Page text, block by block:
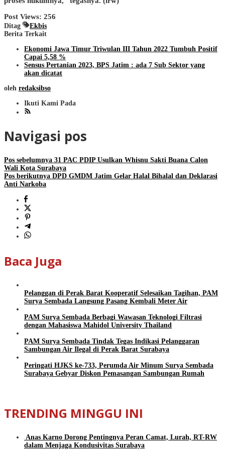
Post Views: 256
Ditag
Ekbis
Berita Terkait
Ekonomi Jawa Timur Triwulan III Tahun 2022 Tumbuh Positif
Capai 5,58 %
Sensus Pertanian 2023, BPS Jatim : ada 7 Sub Sektor yang
akan dicatat
oleh redaksibso
Ikuti Kami Pada
Navigasi pos
Pos sebelumnya 31 PAC PDIP Usulkan Whisnu Sakti Buana Calon
Wali Kota Surabaya
Pos berikutnya DPD GMDM Jatim Gelar Halal Bihalal dan Deklarasi
Anti Narkoba
Baca Juga
Pelanggan di Perak Barat Kooperatif Selesaikan Tagihan, PAM
Surya Sembada Langsung Pasang Kembali Meter Air
PAM Surya Sembada Berbagi Wawasan Teknologi Filtrasi
dengan Mahasiswa Mahidol University Thailand
PAM Surya Sembada Tindak Tegas Indikasi Pelanggaran
Sambungan Air Ilegal di Perak Barat Surabaya
Peringati HJKS ke-733, Perumda Air Minum Surya Sembada
Surabaya Gebyar Diskon Pemasangan Sambungan Rumah
TRENDING MINGGU INI
Anas Karno Dorong Pentingnya Peran Camat, Lurah, RT-RW
dalam Menjaga Kondusivitas Surabaya